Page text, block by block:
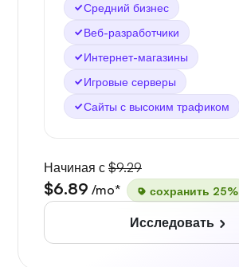
Средний бизнес
Веб-разработчики
Интернет-магазины
Игровые серверы
Сайты с высоким трафиком
Начиная с $9.29
$6.89 /mo* сохранить 25%
Исследовать